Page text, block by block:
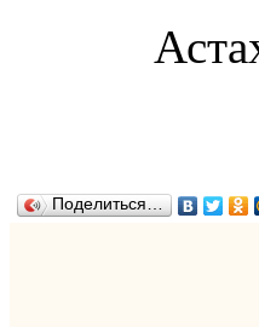
Поделиться…